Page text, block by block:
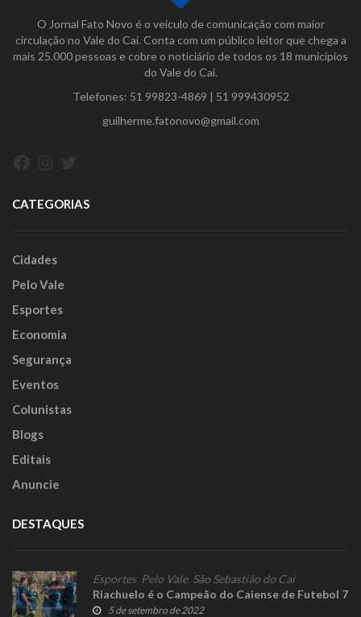
O Jornal Fato Novo é o veículo de comunicação com maior
circulação no Vale do Caí. Conta com um público leitor que chega a
mais 25.000 pessoas e cobre o noticiário de todos os 18 municípios
do Vale do Caí.
Telefones: 51 99823-4869 | 51 999430952
guilherme.fatonovo@gmail.com
CATEGORIAS
Cidades
Pelo Vale
Esportes
Economia
Segurança
Eventos
Colunistas
Blogs
Editais
Anuncie
DESTAQUES
Esportes, Pelo Vale, São Sebastião do Caí
Riachuelo é o Campeão do Caiense de Futebol 7
5 de setembro de 2022